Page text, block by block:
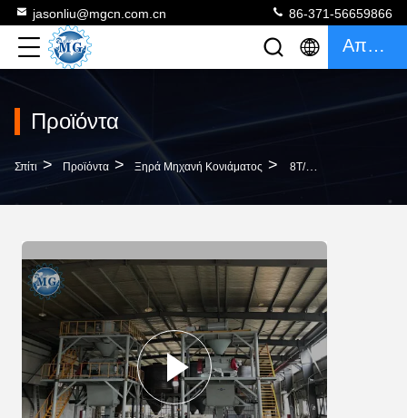
jasonliu@mgcn.com.cn 86-371-56659866
Απόσπασμα
Προϊόντα
Σπίτι > Προϊόντα > Ξηρά Μηχανή Κονιάματος > 8T/H Ξηρά Μηχανή Κονιάματος